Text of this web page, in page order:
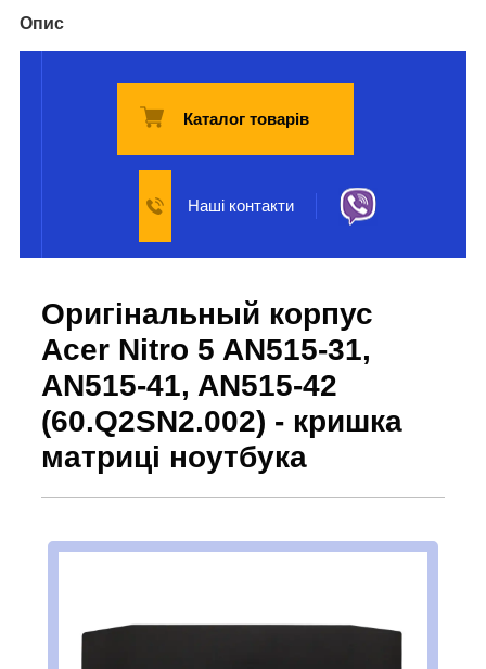
Опис
Каталог товарів
Наші контакти
Оригінальный корпус
Acer Nitro 5 AN515-31,
AN515-41, AN515-42
(60.Q2SN2.002) - кришка
матриці ноутбука